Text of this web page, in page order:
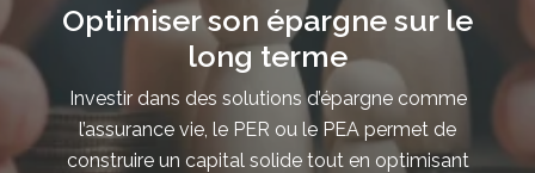
Optimiser son épargne sur le
long terme
Investir dans des solutions d’épargne comme
l’assurance vie, le PER ou le PEA permet de
construire un capital solide tout en optimisant